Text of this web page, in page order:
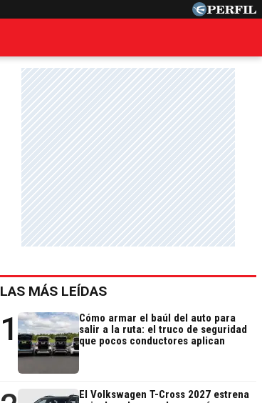
LAS MÁS LEÍDAS
1
Cómo armar el baúl del auto para
salir a la ruta: el truco de seguridad
que pocos conductores aplican
El Volkswagen T-Cross 2027 estrena